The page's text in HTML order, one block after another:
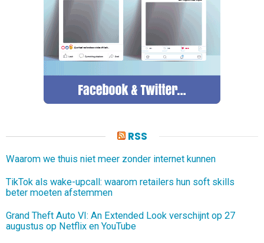
RSS
Waarom we thuis niet meer zonder internet kunnen
TikTok als wake-upcall: waarom retailers hun soft skills
beter moeten afstemmen
Grand Theft Auto VI: An Extended Look verschijnt op 27
augustus op Netflix en YouTube